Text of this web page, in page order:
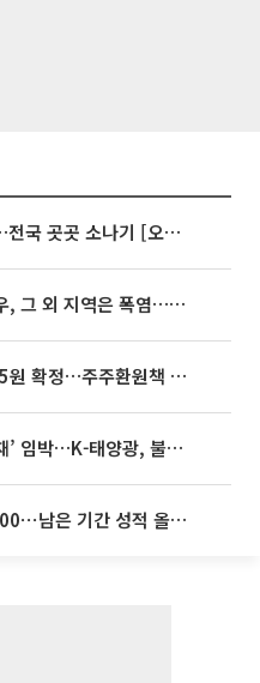
35도 안팎 무더위 이어져…전국 곳곳 소나기 [오늘 날씨]
동해안은 시간당 80㎜ 폭우, 그 외 지역은 폭염…‘극과 극 날씨’
SK하이닉스, 분기배당 375원 확정…주주환원책 9월로 앞당겨 발표
美 ‘232조 하이브리드 제재’ 임박…K-태양광, 불확실성 털고 날개 다나
'개편 전 마지막 수능' D-100⋯남은 기간 성적 올릴 전략은